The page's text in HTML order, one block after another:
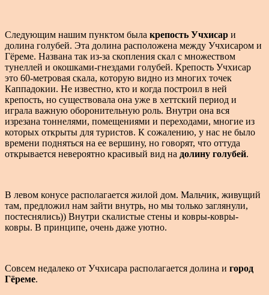
Следующим нашим пунктом была крепость Учхисар и
долина голубей. Эта долина расположена между Учхисаром и
Гёреме. Названа так из-за скопления скал с множеством
тунеллей и окошками-гнездами голубей. Крепость Учхисар
это 60-метровая скала, которую видно из многих точек
Каппадокии. Не известно, кто и когда построил в ней
крепость, но существовала она уже в хеттский период и
играла важную оборонительную роль. Внутри она вся
изрезана тоннелями, помещениями и переходами, многие из
которых открыты для туристов. К сожалению, у нас не было
времени подняться на ее вершину, но говорят, что оттуда
открывается невероятно красивый вид на долину голубей.
В левом конусе располагается жилой дом. Мальчик, живущий
там, предложил нам зайти внутрь, но мы только заглянули,
постеснялись)) Внутри скалистые стены и ковры-ковры-
ковры. В принципе, очень даже уютно.
Совсем недалеко от Учхисара располагается долина и город
Гёреме.